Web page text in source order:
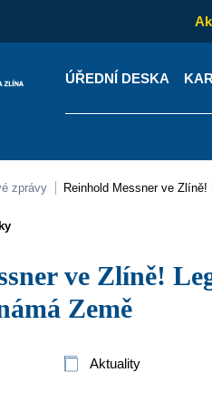
ÚŘEDNÍ DESKA
Úřední
zprávy Reinhold Messner ve
Země
Aktuality